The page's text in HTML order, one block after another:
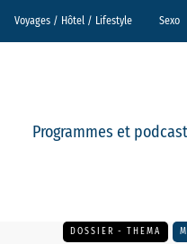
Voyages / Hôtel / Lifestyle Sexo
Programmes et
DOSSIER - THEMA